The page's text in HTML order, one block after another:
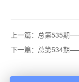
上一篇：总第535期
下一篇：总第534期